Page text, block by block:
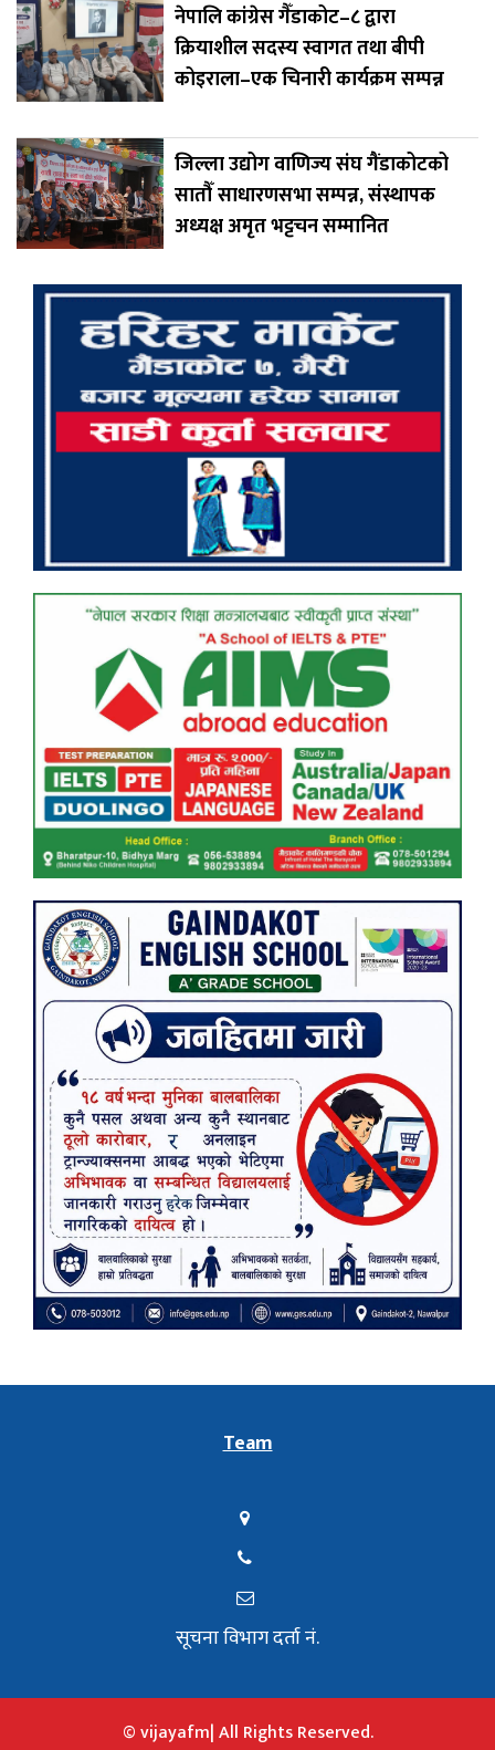
नेपालि कांग्रेस गैँडाकोट–८ द्वारा
क्रियाशील सदस्य स्वागत तथा बीपी
कोइराला–एक चिनारी कार्यक्रम सम्पन्न
जिल्ला उद्योग वाणिज्य संघ गैंडाकोटको
सातौँ साधारणसभा सम्पन्न, संस्थापक
अध्यक्ष अमृत भट्टचन सम्मानित
Team
सूचना विभाग दर्ता नं.
© vijayafm| All Rights Reserved.